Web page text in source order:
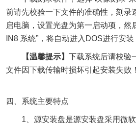
前请先校验一下文件的准确性，刻录
启电脑，设置光盘为第一启动项，然
IN8 系统”，将自动进入DOS进行安装
【温馨提示】 下载系统后请校验
文件因下载传输时损坏引起安装失败！
四、系统主要特点
1、源安装盘是源安装盘采用微软